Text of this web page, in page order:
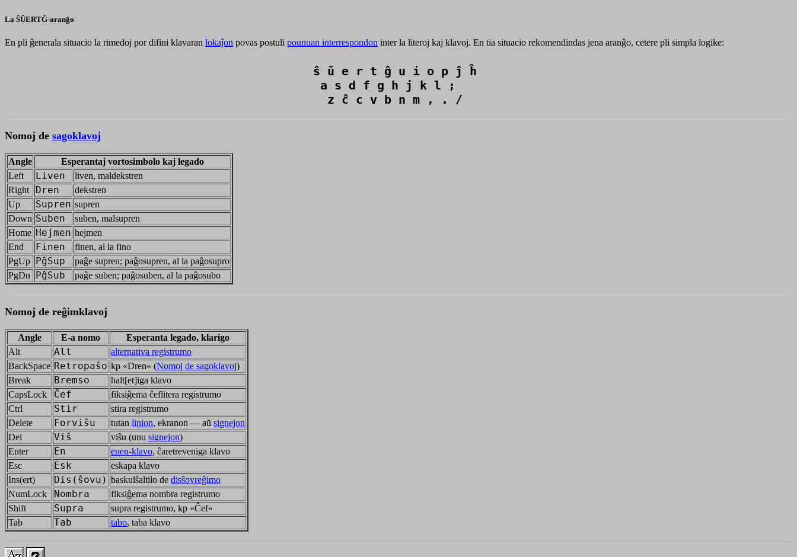
La ŜŬERTĜ-aranĝo
En pli ĝenerala situacio la rimedoj por difini klavaran lokaĵon povas postuli pounuan interrespondon inter la literoj kaj klavoj. En tia situacio rekomendindas jena aranĝo, cetere pli simpla logike:
ŝ ŭ e r t ĝ u i o p ĵ ĥ
a s d f g h j k l ;
  z ĉ c v b n m , . /
Nomoj de sagoklavoj
Angle
Esperantaj vortosimbolo kaj legado
Left
Liven
liven, maldekstren
Right
Dren
dekstren
Up
Supren supren
Down Suben
suben, malsupren
Home Hejmen hejmen
End
Finen
finen, al la fino
PgUp
PĝSup
paĝe supren; paĝosupren, al la paĝosupro
PgDn
PĝSub paĝe suben; paĝosuben, al la paĝosubo
Nomoj de reĝimklavoj
Angle E-a nomo
Esperanta legado, klarigo
Alt
Alt
alternativa registrumo
BackSpace Retropaŝo kp «Dren» (Nomoj de sagoklavoj)
Break
Bremso
halt[et]iga klavo
CapsLock
Ĉef
fiksiĝema ĉeflitera registrumo
Ctrl
Stir
stira registrumo
Delete
Forviŝu tutan linion, ekranon — aŭ signejon
Del
Viŝ viŝu (unu signejon)
Enter
En enen-klavo, ĉaretreveniga klavo
Esc
Esk
eskapa klavo
Ins(ert)
Dis(ŝovu) baskulŝaltilo de disŝovreĝimo
NumLock
Nombra
fiksiĝema nombra registrumo
Shift
Supra
supra registrumo, kp «Ĉef»
Tab
Tab tabo, taba klavo